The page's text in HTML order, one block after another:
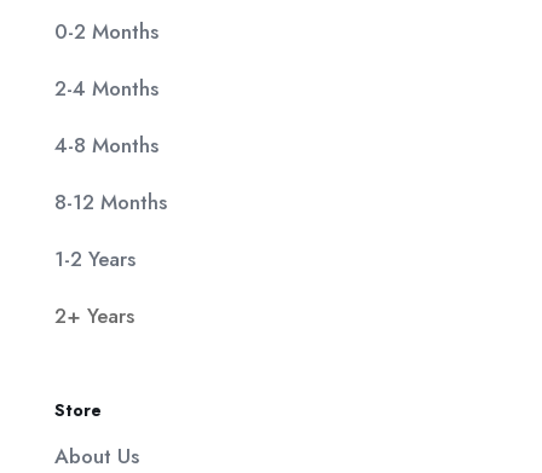
0-2 Months
2-4 Months
4-8 Months
8-12 Months
1-2 Years
2+ Years
Store
About Us